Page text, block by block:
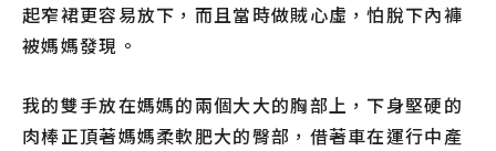
起窄裙更容易放下，而且當時做賊心虛，怕脫下內褲
被媽媽發現。
我的雙手放在媽媽的兩個大大的胸部上，下身堅硬的
肉棒正頂著媽媽柔軟肥大的臀部，借著車在運行中產